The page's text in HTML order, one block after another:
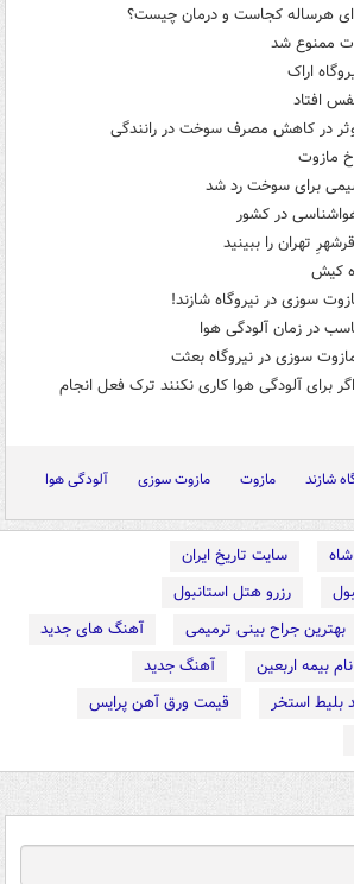
هرساله کجاست و درمان چیست؟
ممنوع شد
اراک
افتاد
مازوت
برای سوخت رد شد
در کشور
تهران را ببینید
کیش
سوزی در نیروگاه شازند!
در زمان آلودگی هوا
سوزی در نیروگاه بعثت
برای آلودگی هوا کاری نکنند ترک فعل انجام
شازند مازوت مازوت سوزی آلودگی هوا
سایت تاریخ ایران
رزرو هتل استانبول
بهترین جراح بینی ترمیمی
آهنگ های جدید
بیمه اربعین
آهنگ جدید
بلیط استخر
قیمت ورق آهن پرایس